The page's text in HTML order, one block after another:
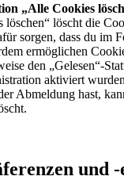
„Alle Cookies
löschen“ löscht die
sorgen, dass du im
ermöglichen
den „Gelesen“-
aktiviert
Abmeldung hast,
und